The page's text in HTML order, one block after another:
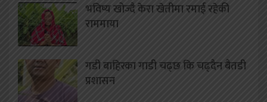
भविष्य खोज्दै केरा खेतीमा रमाई रहेकी
राममाया
गडी बाहिरका गाडी चढ्छ कि चढ्दैन बैतडी
प्रशासन